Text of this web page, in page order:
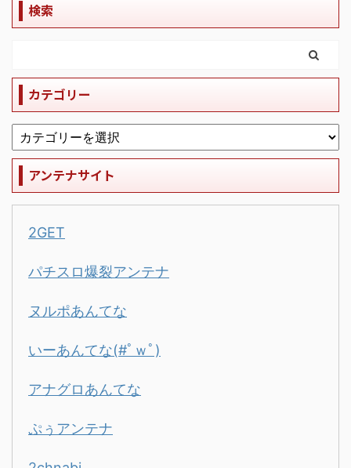
検索
カテゴリー
アンテナサイト
2GET
パチスロ爆裂アンテナ
ヌルポあんてな
いーあんてな(#ﾟｗﾟ)
アナグロあんてな
ぷぅアンテナ